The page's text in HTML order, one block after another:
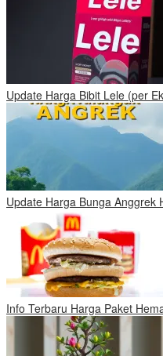
Update Harga Bibit Lele (per
Update Harga Bunga Anggrek
Info Terbaru Harga Paket